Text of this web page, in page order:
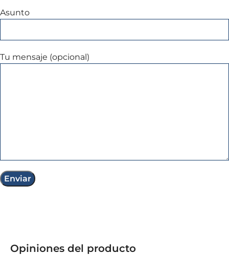
Asunto
Tu mensaje (opcional)
Opiniones del producto